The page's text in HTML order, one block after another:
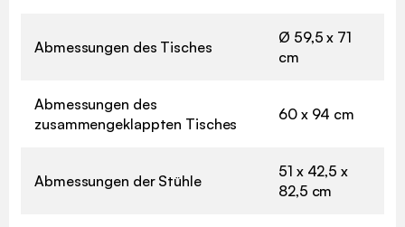
Abmessungen des Tisches
Ø 59,5 x 71
cm
Abmessungen des
zusammengeklappten Tisches
60 x 94 cm
Abmessungen der Stühle
51 x 42,5 x
82,5 cm